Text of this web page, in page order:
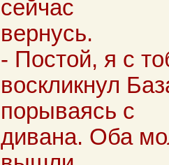
сейчас
вернусь.
- Постой, я с
воскликнул
порываясь с
дивана. Оба